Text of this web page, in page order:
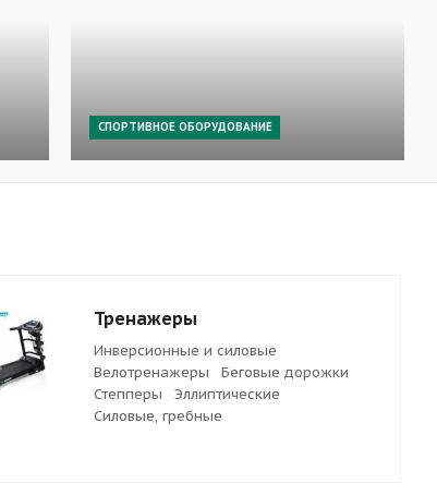
СПОРТИВНОЕ ОБОРУДОВАНИЕ
Тренажеры
Инверсионные и силовые
Велотренажеры
Беговые дорожки
Степперы
Эллиптические
Силовые, гребные